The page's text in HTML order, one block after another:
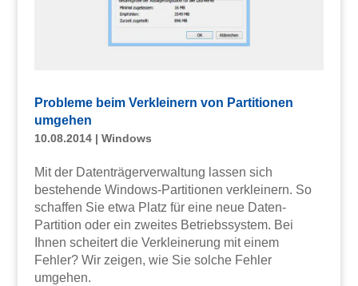
Probleme beim Verkleinern von Partitionen
umgehen
10.08.2014| Windows
Mit der Datenträgerverwaltung lassen sich
bestehende Windows-Partitionen verkleinern. So
schaffen Sie etwa Platz für eine neue Daten-
Partition oder ein zweites Betriebssystem. Bei
Ihnen scheitert die Verkleinerung mit einem
Fehler? Wir zeigen, wie Sie solche Fehler
umgehen.